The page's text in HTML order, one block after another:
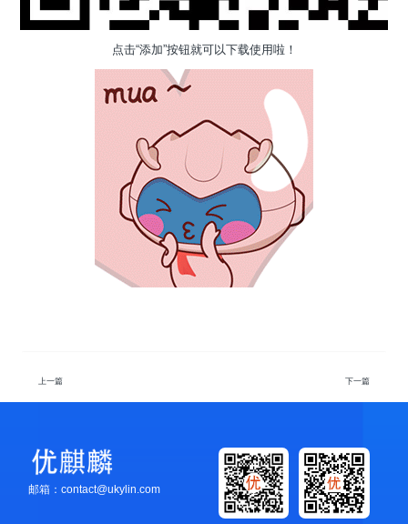
点击“添加”按钮就可以下载使用啦！
上一篇 下一篇
邮箱：contact@ukylin.com